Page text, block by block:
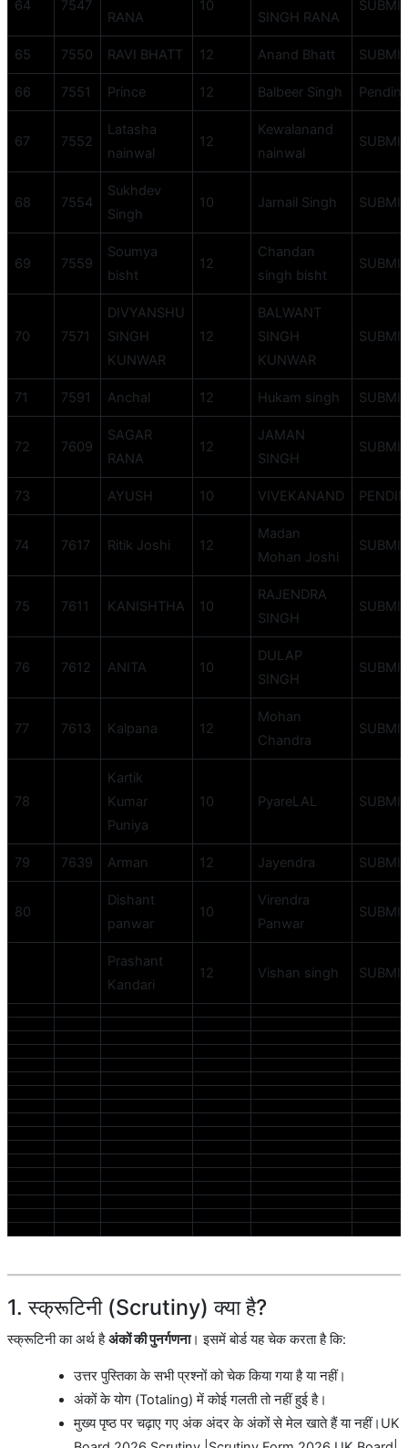
64 7547
RANA
10
SINGH RANA
65 7550 RAVI BHATT 12 Anand Bhatt
66 7551 Prince 12 Balbeer Singh
67 7552
Latasha
nainwal
12
Kewalanand
nainwal
68 7554
Sukhdev
Singh
10 Jarnail Singh
69 7559
Soumya
bisht
12
Chandan
singh bisht
70 7571
DIVYANSHU
SINGH
KUNWAR
12
BALWANT
SINGH
KUNWAR
71 7591 Anchal 12 Hukam singh
72 7609
SAGAR
RANA
12
JAMAN
SINGH
73 AYUSH 10 VIVEKANAND
74 7617 Ritik Joshi 12
Madan
Mohan Joshi
75 7611 KANISHTHA 10
RAJENDRA
SINGH
76 7612 ANITA 10
DULAP
SINGH
77 7613 Kalpana 12
Mohan
Chandra
78
Kartik
Kumar
Puniya
10 PyareLAL
79 7639 Arman 12 Jayendra
80
Dishant
panwar
10
Virendra
Panwar
Prashant
Kandari
12 Vishan singh
1. स्क्रूटिनी (Scrutiny) क्या है?
स्क्रूटिनी का अर्थ हैअंकों की पुनर्गणना। इसमें बोर्ड यह चेक करता है कि:
उत्तर पुस्तिका के सभी प्रश्नों को चेक किया गया है या नहीं।
अंकों के योग (Totaling) में कोई गलती तो नहीं हुई है।
मुख्य पृष्ठ पर चढ़ाए गए अंक अंदर के अंकों से मेल खाते हैं या नहीं।UK